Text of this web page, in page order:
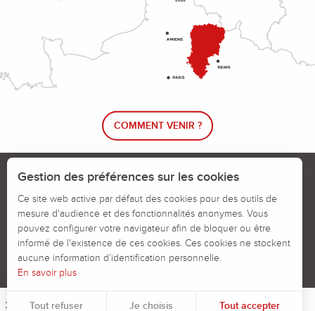
Menu
COMMENT VENIR ?
Le blog rando !
Calendrier des jours chassés
Signaler un problème sur un parcours
Politiques des Cookies Mentions légales
Gestion des préférences sur les cookies
Ce site web active par défaut des cookies pour des outils de
mesure d'audience et des fonctionnalités anonymes. Vous
pouvez configurer votre navigateur afin de bloquer ou être
informé de l'existence de ces cookies. Ces cookies ne stockent
aucune information d’identification personnelle.
En savoir plus
Tout refuser Je choisis Tout accepter